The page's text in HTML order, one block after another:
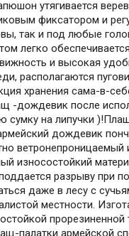
утягивается
фиксатором и
так и под любые
легко
и высокая
располагаются
хранения сама-в-
-дождевик после
сумку на липучки
дождевик
ветронепроницаемый
износостойкий
разрыву при
даже в лесу с
местности.
прорезиненной
палатки армейской